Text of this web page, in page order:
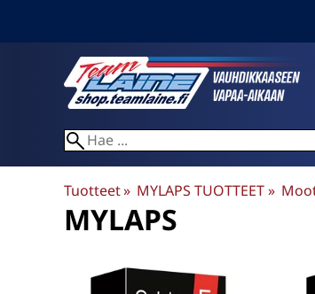
Tuotteet‪» MYLAPS TUOTTEET‪»
MYLAPS